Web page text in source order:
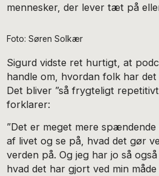
mennesker, der lever tæt på
Foto: Søren Solkær
Sigurd vidste ret hurtigt, at
handle om, hvordan folk har det
Det bliver ”så frygteligt
forklarer:
”Det er meget mere spændende
af livet og se på, hvad det gør
verden på. Og jeg har jo så
hvad det har gjort ved min